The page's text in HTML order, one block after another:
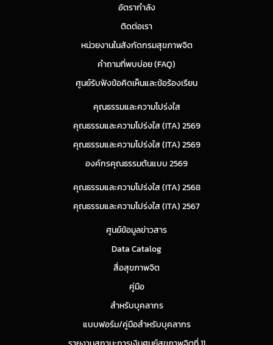
อัตรากำลัง
ติดต่อเรา
หน่วยงานในสังกัดกรมสุขภาพจิต
คำถามที่พบบ่อย (FAQ)
ศูนย์รับฟังข้อคิดเห็นและข้อร้องเรียน
คุณธรรมและความโปร่งใส
คุณธรรมและความโปร่งใส (ITA) 2569
คุณธรรมและความโปร่งใส (ITA) 2569
องค์กรคุณธรรมต้นแบบ 2569
คุณธรรมและความโปร่งใส (ITA) 2568
คุณธรรมและความโปร่งใส (ITA) 2567
ศูนย์ข้อมูลข่าวสาร
Data Catalog
สื่อสุขภาพจิต
คู่มือ
สำหรับบุคลากร
แบบฟอร์ม/คู่มือสำหรับบุคลากร